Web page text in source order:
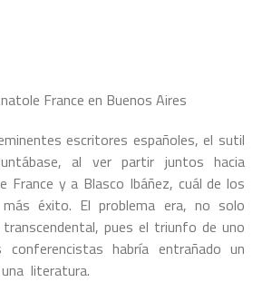
France en Buenos Aires
escritores españoles, el sutil
al ver partir juntos hacia
France y a Blasco Ibáñez, cuál de los
éxito. El problema era, no solo
pues el triunfo de uno
habría entrañado un
literatura.